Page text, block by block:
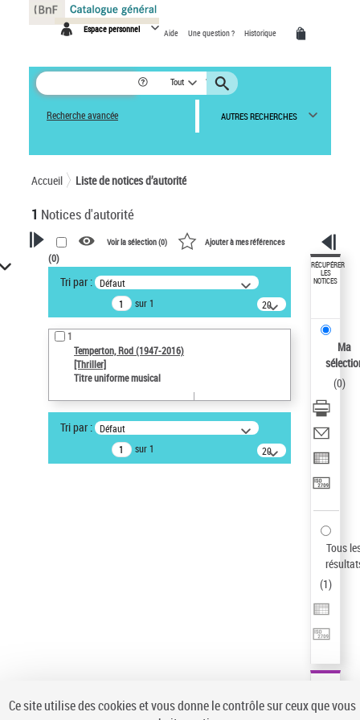
Espace personnel Aide Une question ? Historique
Tout
Recherche avancée AUTRES RECHERCHES
Accueil Liste de notices d’autorité
1 Notices d'autorité
VOTRE RECHERCHE
Recherche avancée dans les
notices d’autorité
Œuvres liées à l'auteur :
Temperton, Rod (1947-2016)
Auteur d’œuvre
Statut de la notice d’autorité
Notice élémentaire
Type de notice d'autorité
Voir la sélection (0) Ajouter à mes références
(0)
Tri par : Défaut
sur 1
20
résultats/page
1
Temperton, Rod (1947-2016)
[Thriller]
Titre uniforme musical
Tri par : Défaut
sur 1
20
résultats/page
RÉCUPÉRER
LES
NOTICES
Ma
(0)
Tous
(1)
Panneau de gestion des cookies
Ce site utilise des cookies et vous donne le contrôle sur ceux que vous